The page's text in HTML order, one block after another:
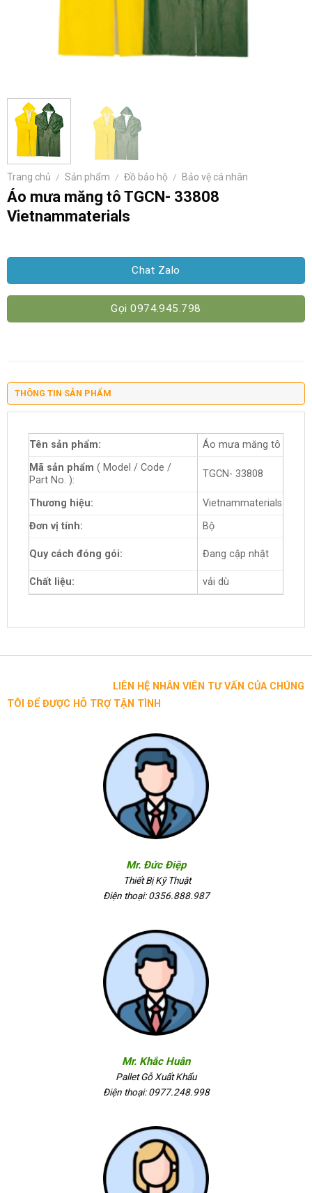
Trang chủ / Sản phẩm / Đồ bảo hộ / Bảo vệ cá nhân
Áo mưa măng tô TGCN- 33808
Vietnammaterials
Chat Zalo
Gọi 0974.945.798
THÔNG TIN SẢN PHẨM
Tên sản phẩm:
Áo mưa măng tô
Mã sản phẩm ( Model / Code /
Part No. ):
TGCN- 33808
Thương hiệu:
Vietnammaterials
Đơn vị tính:
Bộ
Quy cách đóng gói: Đang cập nhật
Chất liệu: vải dù
LIÊN HỆ NHÂN VIÊN TƯ VẤN CỦA CHÚNG
TÔI ĐỂ ĐƯỢC HỖ TRỢ TẬN TÌNH
Mr. Đức Điệp
Thiết Bị Kỹ Thuật
Điện thoại: 0356.888.987
Mr. Khắc Huân
Pallet Gỗ Xuất Khẩu
Điện thoại: 0977.248.998